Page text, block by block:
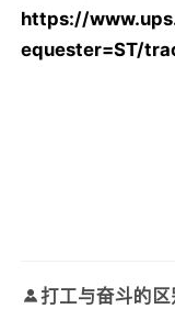
https://
equester=ST/
打工与奋斗的区